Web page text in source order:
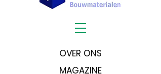
OVER ONS
MAGAZINE